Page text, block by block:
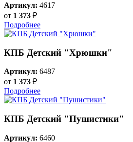
Артикул: 4617
от 1 373 ₽
Подробнее
КПБ Детский "Хрюшки"
Артикул: 6487
от 1 373 ₽
Подробнее
КПБ Детский "Пушистики"
Артикул: 6460